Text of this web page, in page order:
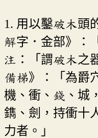
1. 用以鑿破木頭
解字．金部》：
注：「謂破木之
備梯》：「為爵
機、衝、錢、城
鐫、劍，持衝十
力者。」